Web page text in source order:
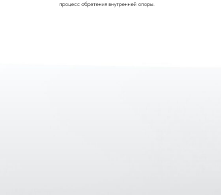
процесс обретения внутренней опоры.